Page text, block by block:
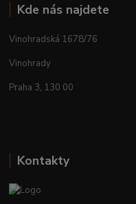
Kde nás najdete
Vinohradská 1678/76
Vinohrady
Praha 3, 130 00
Kontakty